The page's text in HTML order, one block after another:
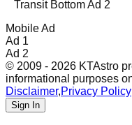
Transit Bottom Ad 2
Mobile Ad
Ad 1
Ad 2
© 2009 - 2026 KTAstro
informational purposes
Disclaimer,Privacy Policy
Sign In